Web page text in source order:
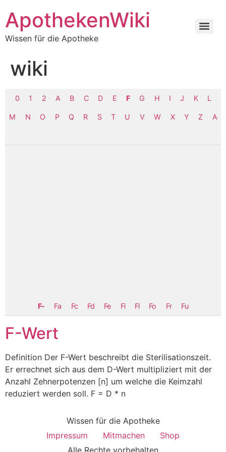
ApothekenWiki
Wissen für die Apotheke
wiki
0 1 2 A B C D E F G H I J K L
M N O P Q R S T U V W X Y Z Α
F- Fa Fc Fd Fe Fi Fl Fo Fr Fu
F-Wert
Definition Der F-Wert beschreibt die Sterilisationszeit.
Er errechnet sich aus dem D-Wert multipliziert mit der
Anzahl Zehnerpotenzen [n] um welche die Keimzahl
reduziert werden soll. F = D * n
Wissen für die Apotheke
Impressum
Mitmachen
Shop